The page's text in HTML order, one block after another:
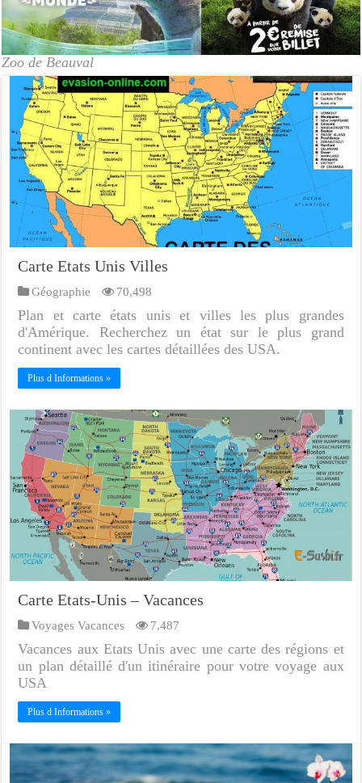
Zoo de Beauval
Carte Etats Unis Villes
Géographie 70,498
Plan et carte états unis et villes les plus grandes
d'Amérique. Recherchez un état sur le plus grand
continent avec les cartes détaillées des USA.
Plus d Informations »
Carte Etats-Unis – Vacances
Voyages Vacances 7,487
Vacances aux Etats Unis avec une carte des régions et
un plan détaillé d'un itinéraire pour votre voyage aux
USA
Plus d Informations »